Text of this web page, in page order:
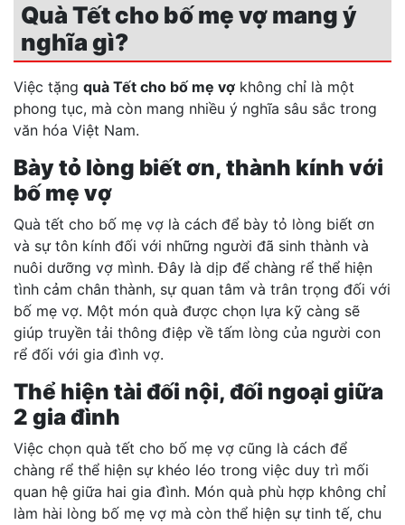
Quà Tết cho bố mẹ vợ mang ý
nghĩa gì?
Việc tặng quà Tết cho bố mẹ vợ không chỉ là một
phong tục, mà còn mang nhiều ý nghĩa sâu sắc trong
văn hóa Việt Nam.
Bày tỏ lòng biết ơn, thành kính với
bố mẹ vợ
Quà tết cho bố mẹ vợ là cách để bày tỏ lòng biết ơn
và sự tôn kính đối với những người đã sinh thành và
nuôi dưỡng vợ mình. Đây là dịp để chàng rể thể hiện
tình cảm chân thành, sự quan tâm và trân trọng đối với
bố mẹ vợ. Một món quà được chọn lựa kỹ càng sẽ
giúp truyền tải thông điệp về tấm lòng của người con
rể đối với gia đình vợ.
Thể hiện tài đối nội, đối ngoại giữa
2 gia đình
Việc chọn quà tết cho bố mẹ vợ cũng là cách để
chàng rể thể hiện sự khéo léo trong việc duy trì mối
quan hệ giữa hai gia đình. Món quà phù hợp không chỉ
làm hài lòng bố mẹ vợ mà còn thể hiện sự tinh tế, chu